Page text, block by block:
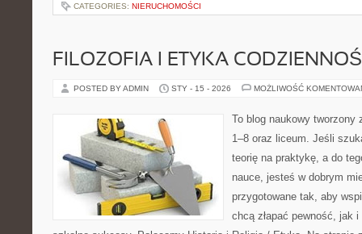
CATEGORIES: NIERUCHOMOŚCI
FILOZOFIA I ETYKA
POSTED BY ADMIN STY - 15 - 2026 MOŻLIWOŚĆ
To blog naukowy tworzony
1–8 oraz liceum. Jeśli
teorię na praktykę, a do
nauce, jesteś w dobrym
przygotowane tak, aby
chcą złapać pewność, jak